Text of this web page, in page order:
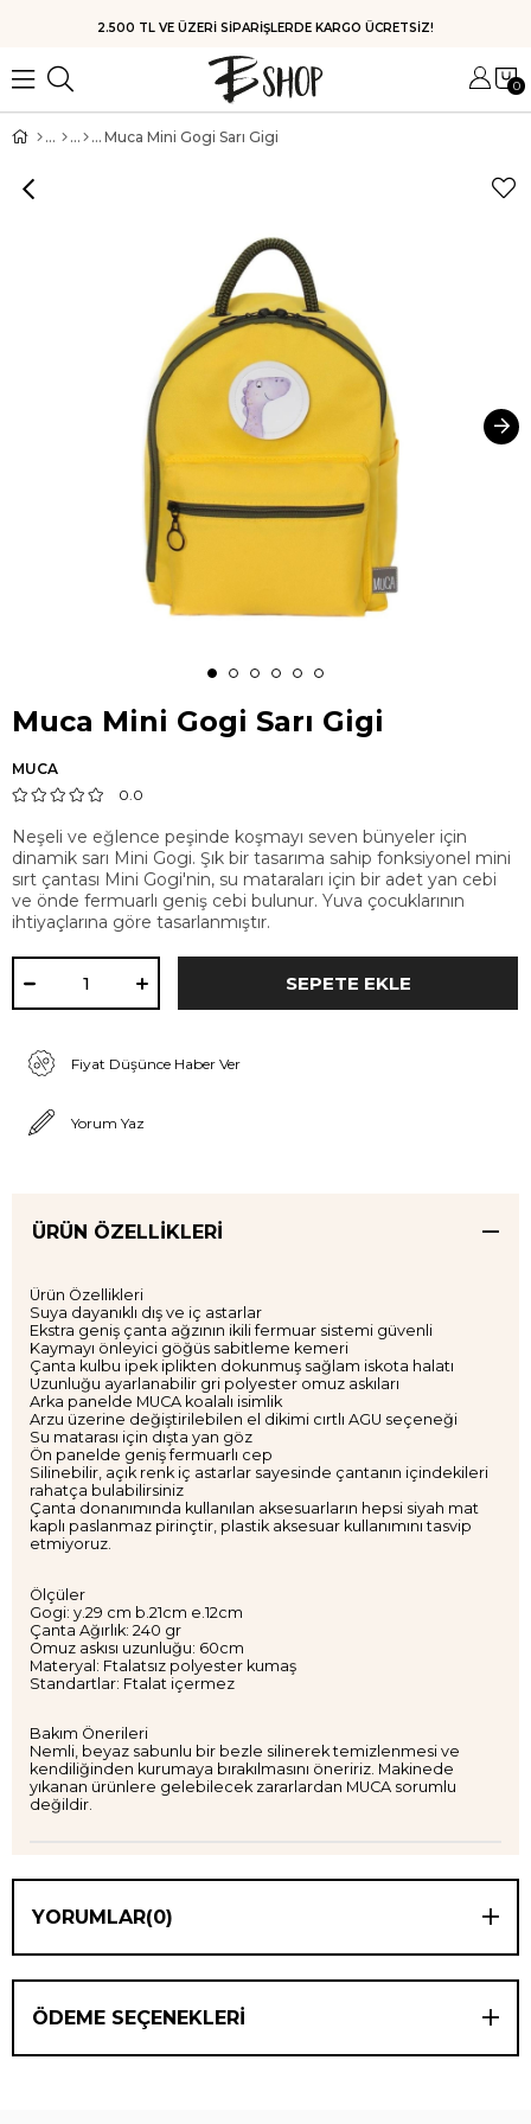
HIZLI KARGO
0
Muca Mini Gogi Sarı Gigi
Muca Mini Gogi Sarı Gigi
MUCA
0.0
Neşeli ve eğlence peşinde koşmayı seven bünyeler için
dinamik sarı Mini Gogi. Şık bir tasarıma sahip fonksiyonel mini
sırt çantası Mini Gogi'nin, su mataraları için bir adet yan cebi
ve önde fermuarlı geniş cebi bulunur. Yuva çocuklarının
ihtiyaçlarına göre tasarlanmıştır.
Fiyat Düşünce Haber Ver
Yorum Yaz
ÜRÜN ÖZELLIKLERI
Ürün Özellikleri
Suya dayanıklı dış ve iç astarlar
Ekstra geniş çanta ağzının ikili fermuar sistemi güvenli
Kaymayı önleyici göğüs sabitleme kemeri
Çanta kulbu ipek iplikten dokunmuş sağlam iskota halatı
Uzunluğu ayarlanabilir gri polyester omuz askıları
Arka panelde MUCA koalalı isimlik
Arzu üzerine değiştirilebilen el dikimi cırtlı AGU seçeneği
Su matarası için dışta yan göz
Ön panelde geniş fermuarlı cep
Silinebilir, açık renk iç astarlar sayesinde çantanın içindekileri
rahatça bulabilirsiniz
Çanta donanımında kullanılan aksesuarların hepsi siyah mat
kaplı paslanmaz pirinçtir, plastik aksesuar kullanımını tasvip
etmiyoruz.
Ölçüler
Gogi: y.29 cm b.21cm e.12cm
Çanta Ağırlık: 240 gr
Omuz askısı uzunluğu: 60cm
Materyal: Ftalatsız polyester kumaş
Standartlar: Ftalat içermez
Bakım Önerileri
Nemli, beyaz sabunlu bir bezle silinerek temizlenmesi ve
kendiliğinden kurumaya bırakılmasını öneririz. Makinede
yıkanan ürünlere gelebilecek zararlardan MUCA sorumlu
değildir.
YORUMLAR(0)
ÖDEME SEÇENEKLERI